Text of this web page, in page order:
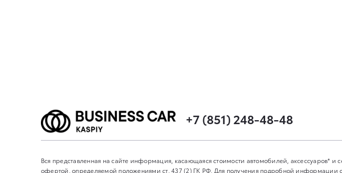
+7 (851) 248-48-48
Вся представленная на сайте информация, касающаяся стоимости автомобилей, аксессуаров*
офертой, определяемой положениями ст. 437 (2) ГК РФ. Для получения подробной